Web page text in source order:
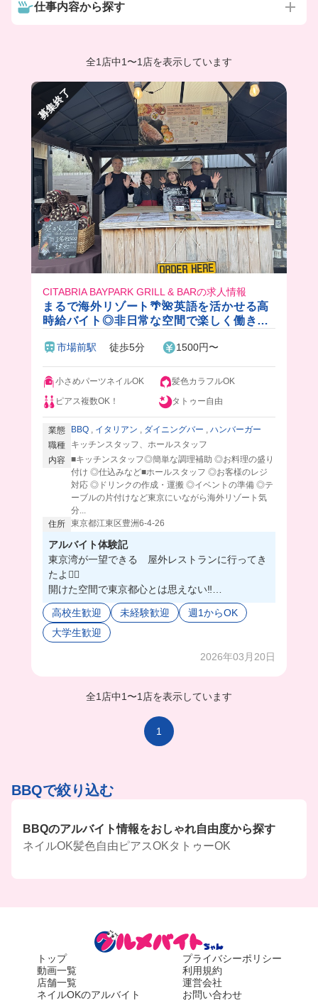
仕事内容から探す
全1店中1 〜1店を表示しています
募集終了
CITABRIA BAYPARK GRILL & BARの求人情報
まるで海外リゾート🌴🌺英語を活かせる高
時給バイト◎非日常な空間で楽しく働きま
タイル♪
市場前駅 徒歩5分 1500円〜
小さめパーツネイルOK
髪色カラフルOK
ピアス複数OK！
タトゥー自由
業態 BBQ , イタリアン , ダイニングバー , ハンバーガー
職種
キッチンスタッフ、ホールスタッフ
内容 ■キッチンスタッフ◎簡単な調理補助 ◎お料理の盛り
付け ◎仕込みなど■ホールスタッフ ◎お客様のレジ
対応 ◎ドリンクの作成・運搬 ◎イベントの準備 ◎テ
ーブルの片付けなど東京にいながら海外リゾート気
分...
住所 東京都江東区豊洲6-4-26 ︎
アルバイト体験記
東京湾が一望できる 屋外レストランに行ってき
たよ❤️‍🔥
開けた空間で東京都心とは思えない‼️
季節時間問わず楽しめるから、夜の時間も人気な
んだそう✨🌃
スタッフさんはみんな仲良くって、ノリノリで和
まかないはビュッフェスタイルで、毎日日替わり
今回はハンバーグだった😍めっちゃ美味しかった
非日常的なバイト探してる人どう〜？？
高校生歓迎 未経験歓迎
週1からOK
大学生歓迎
2026年03月20日
全1店中1 〜1店を表示しています
1
BBQで絞り込む
BBQのアルバイト情報をおしゃれ自由度から探す
ネイルOK髪色自由 ピアスOKタトゥーOK
トップ
動画一覧
店舗一覧
ネイルOKのアルバイト
プライバシーポリシー
利用規約
運営会社
お問い合わせ